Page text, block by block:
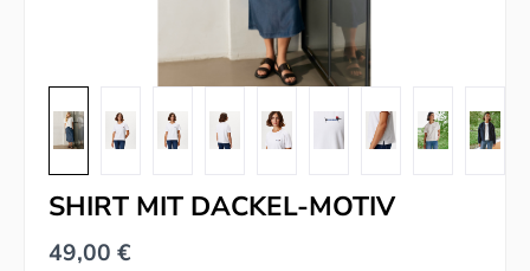
SHIRT MIT DACKEL-MOTIV
49,00 €